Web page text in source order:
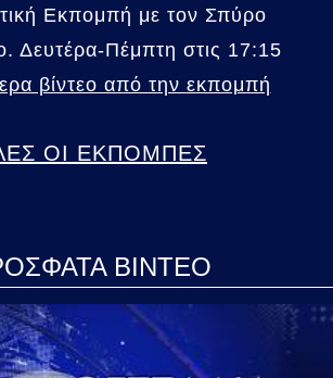
Εκπομπή με τον Σπύρο
Δευτέρα-Πέμπτη στις 17:15
βίντεο από την εκπομπή
ΟΙ ΕΚΠΟΜΠΕΣ
ΒΙΝΤΕΟ